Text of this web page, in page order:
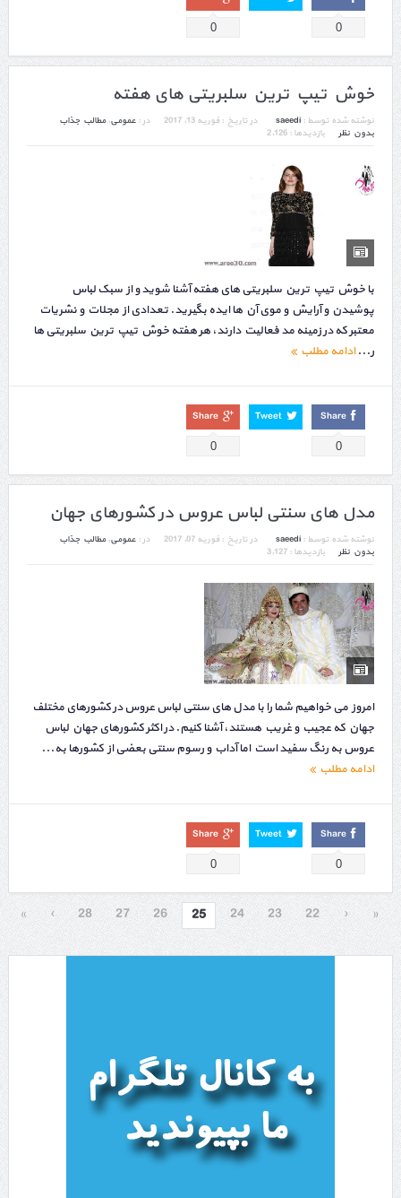
0
0
خوش تیپ ترین سلبریتی های هفته
نوشته شده توسط : saeedi در تاریخ : فوریه 13, 2017 در : عمومی,مطالب جذاب
بدون نظر
بازدیدها : 2,126
با خوش تیپ ترین سلبریتی های هفته آشنا شوید و از سبک لباس
پوشیدن و آرایش و موی آن ها ایده بگیرید. تعدادی از مجلات و نشریات
معتبر که در زمینه مد فعالیت دارند، هر هفته خوش تیپ ترین سلبریتی ها
ر...ادامه مطلب
Share
0
Tweet
Share
0
مدل های سنتی لباس عروس در کشورهای جهان
نوشته شده توسط : saeedi در تاریخ : فوریه 07, 2017 در : عمومی,مطالب جذاب
بدون نظر
بازدیدها : 3,127
امروز می خواهیم شما را با مدل های سنتی لباس عروس در کشورهای مختلف
جهان که عجیب و غریب هستند، آشنا کنیم. در اکثر کشورهای جهان لباس
عروس به رنگ سفید است اما آداب و رسوم سنتی بعضی از کشورها به...
ادامه مطلب
Share
0
Tweet
Share
0
«
‹
22
23
24
25
26
27
28
›
»